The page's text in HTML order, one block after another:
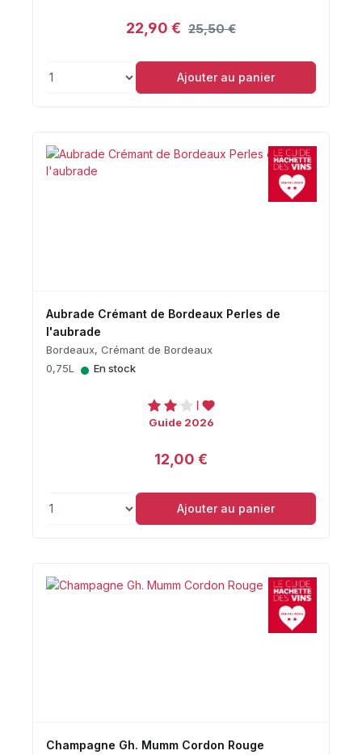
22,90 € 25,50 €
Ajouter au panier
Aubrade Crémant de Bordeaux Perles de
l'aubrade
Bordeaux, Crémant de Bordeaux
0,75L
• En stock
Guide 2026
12,00 €
Ajouter au panier
Champagne Gh. Mumm Cordon Rouge